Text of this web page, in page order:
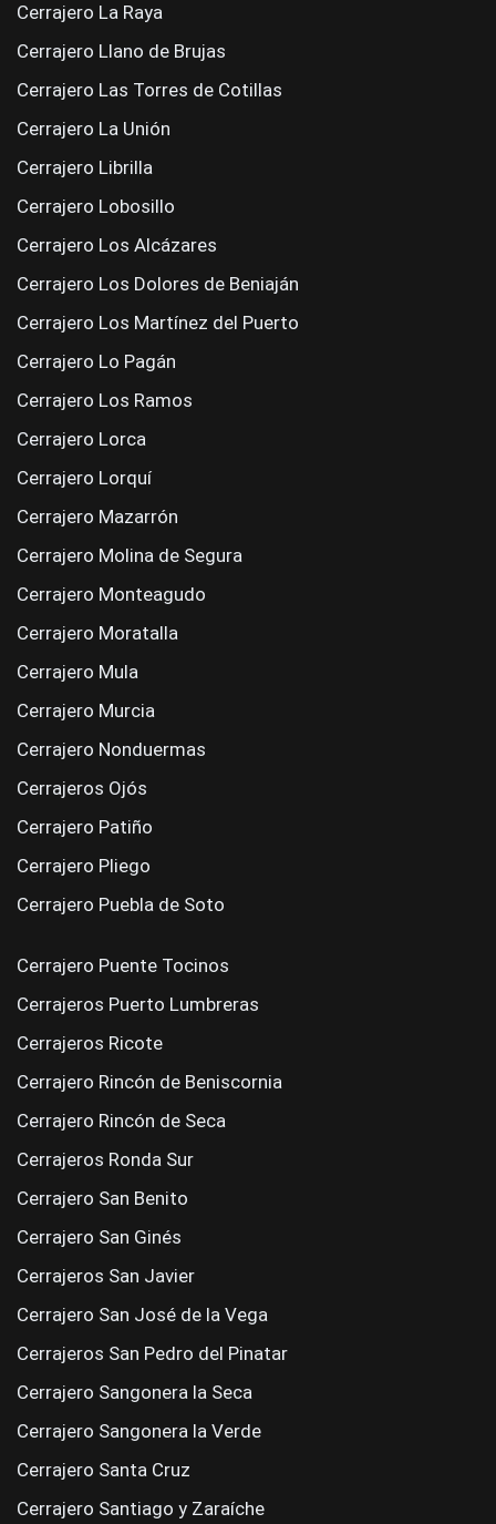
Cerrajero La Raya
Cerrajero Llano de Brujas
Cerrajero Las Torres de Cotillas
Cerrajero La Unión
Cerrajero Librilla
Cerrajero Lobosillo
Cerrajero Los Alcázares
Cerrajero Los Dolores de Beniaján
Cerrajero Los Martínez del Puerto
Cerrajero Lo Pagán
Cerrajero Los Ramos
Cerrajero Lorca
Cerrajero Lorquí
Cerrajero Mazarrón
Cerrajero Molina de Segura
Cerrajero Monteagudo
Cerrajero Moratalla
Cerrajero Mula
Cerrajero Murcia
Cerrajero Nonduermas
Cerrajeros Ojós
Cerrajero Patiño
Cerrajero Pliego
Cerrajero Puebla de Soto
Cerrajero Puente Tocinos
Cerrajeros Puerto Lumbreras
Cerrajeros Ricote
Cerrajero Rincón de Beniscornia
Cerrajero Rincón de Seca
Cerrajeros Ronda Sur
Cerrajero San Benito
Cerrajero San Ginés
Cerrajeros San Javier
Cerrajero San José de la Vega
Cerrajeros San Pedro del Pinatar
Cerrajero Sangonera la Seca
Cerrajero Sangonera la Verde
Cerrajero Santa Cruz
Cerrajero Santiago y Zaraíche